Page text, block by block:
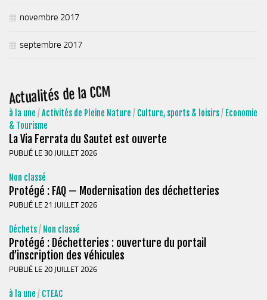
novembre 2017
septembre 2017
Actualités de la CCM
à la une /Activités de Pleine Nature / Culture, sports & loisirs/ Economie
& Tourisme
La Via Ferrata du Sautet est ouverte
PUBLIÉ LE 30 JUILLET 2026
Non classé
Protégé : FAQ — Modernisation des déchetteries
PUBLIÉ LE 21 JUILLET 2026
Déchets/ Non classé
Protégé : Déchetteries : ouverture du portail
d’inscription des véhicules
PUBLIÉ LE 20 JUILLET 2026
à la une / CTEAC